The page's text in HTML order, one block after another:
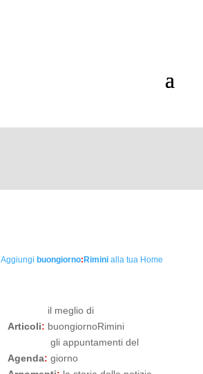
Aggiungi buongiorno: Rimini alla tua Home
Articoli:
il meglio di
buongiornoRimini
Agenda:
gli appuntamenti del
giorno